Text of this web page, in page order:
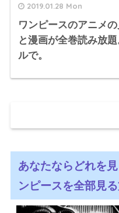
2019.01.28 Mon
ワンピースのアニメ
と漫画が全巻読み放
ルで。
あなたならどれを
ンピースを全部見る